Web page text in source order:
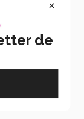
del Tec
que
mundo, ha
miembro
×
de